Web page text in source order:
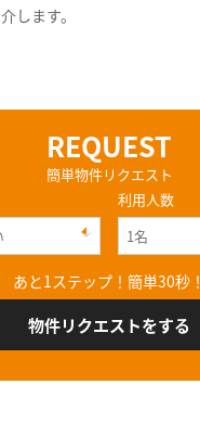
介します。
REQUEST
簡単物件リクエスト
利用人数
あと1ステップ！簡単30秒！
物件リクエストをする